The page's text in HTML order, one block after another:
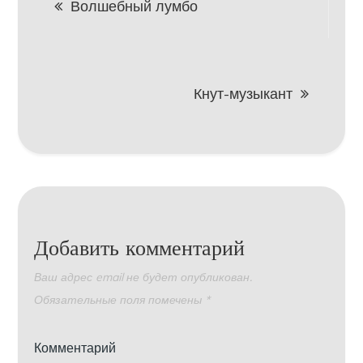
Волшебный лумбо
Кнут-музыкант
Добавить комментарий
Ваш адрес email не будет опубликован.
Обязательные поля помечены *
Комментарий